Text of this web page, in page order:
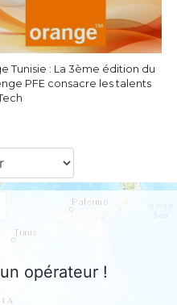
Tunisie : La 3ème édition du
PFE consacre les talents